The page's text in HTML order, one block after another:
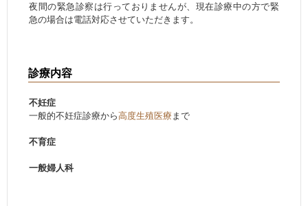
夜間の緊急診察は行っておりませんが、現在診療中の方で緊
急の場合は電話対応させていただきます。
診療内容
不妊症
一般的不妊症診療から高度生殖医療 まで
不育症
一般婦人科